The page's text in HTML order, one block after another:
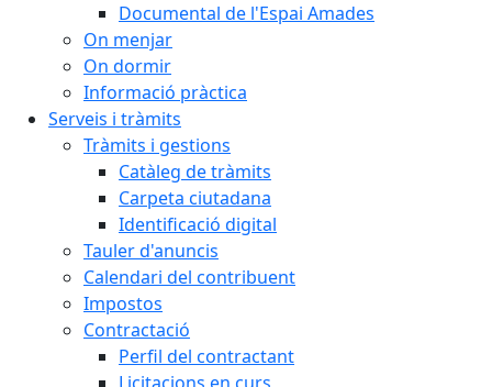
Documental de l'Espai Amades
On menjar
On dormir
Informació pràctica
Serveis i tràmits
Tràmits i gestions
Catàleg de tràmits
Carpeta ciutadana
Identificació digital
Tauler d'anuncis
Calendari del contribuent
Impostos
Contractació
Perfil del contractant